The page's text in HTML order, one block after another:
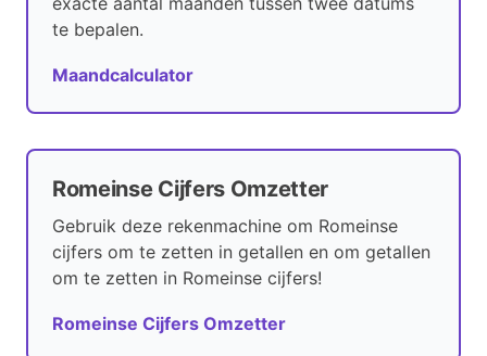
te bepalen.
Maandcalculator
Romeinse Cijfers Omzetter
Gebruik deze rekenmachine om Romeinse
cijfers om te zetten in getallen en om getallen
om te zetten in Romeinse cijfers!
Romeinse Cijfers Omzetter